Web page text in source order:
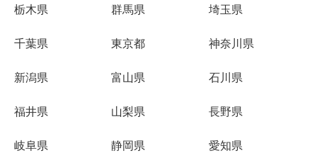
栃木県 群馬県 埼玉県
千葉県 東京都 神奈川県
新潟県 富山県 石川県
福井県 山梨県 長野県
岐阜県 静岡県 愛知県